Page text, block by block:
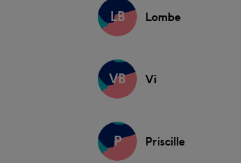
LB Lombe
VB Vi
P Priscille